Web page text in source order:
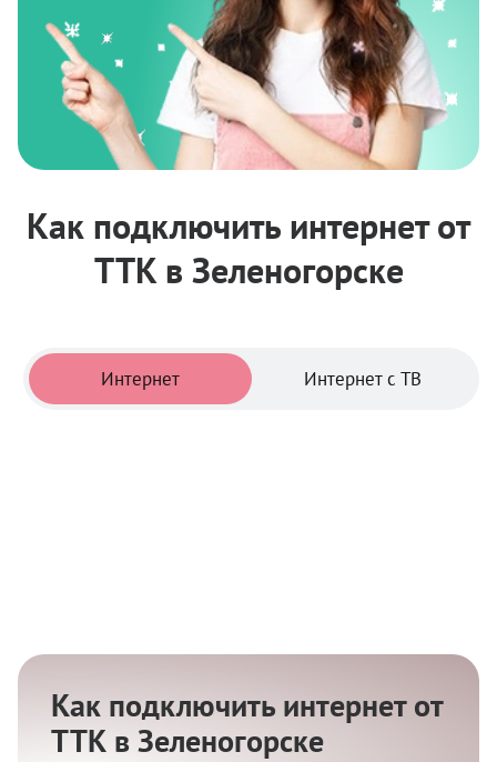
Как подключить интернет от
ТТК в Зеленогорске
Интернет Интернет с ТВ
Тарифы
Как подключить интернет от
ТТК в Зеленогорске